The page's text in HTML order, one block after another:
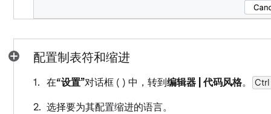
配置制表符和缩进
在“设置”对话框 ( ) 中，转到编辑器 | 代码风格。 Ctrl
选择要为其配置缩进的语言。